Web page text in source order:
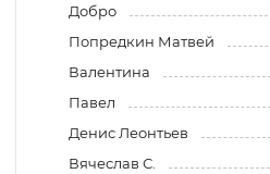
Добро
Попредкин Матвей
Валентина
Павел
Денис Леонтьев
Вячеслав С.